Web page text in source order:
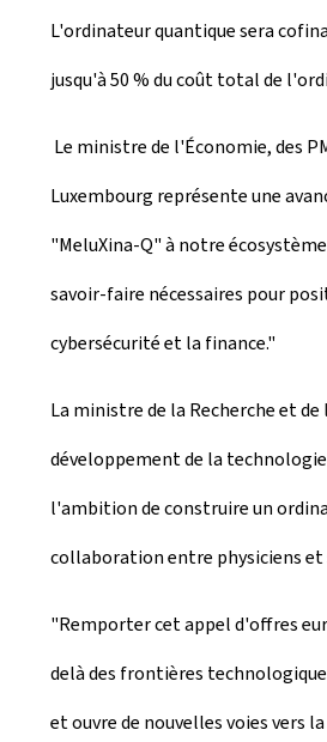
L'ordinateur quantique sera
jusqu'à 50 % du coût total de
Le ministre de l'Économie, des
Luxembourg représente une
"MeluXina-Q" à notre
savoir-faire nécessaires pour
cybersécurité et la finance."
La ministre de la Recherche et
développement de la
l'ambition de construire un
collaboration entre physiciens
"Remporter cet appel d'offres
delà des frontières
et ouvre de nouvelles voies vers